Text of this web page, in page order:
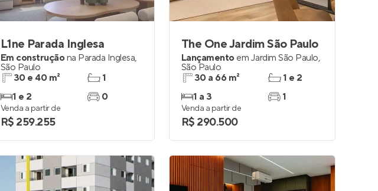
L1ne Parada Inglesa
Em construçãona Parada Inglesa,
São Paulo
30 e 40 m²
1 e 2
1
0
Venda a partir de
R$ 259.255
The One Jardim São Paulo
Lançamento em Jardim São Paulo,
São Paulo
30 a 66 m²
1 a 3
1 e 2
1
Venda a partir de
R$ 290.500